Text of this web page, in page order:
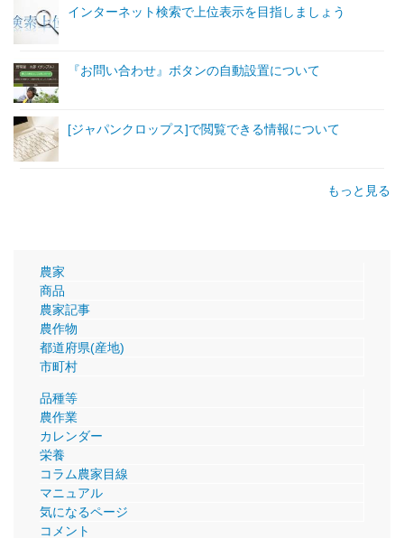
インターネット検索で上位表示を目指しましょう
『お問い合わせ』ボタンの自動設置について
[ジャパンクロップス]で閲覧できる情報について
もっと見る
農家
商品
農家記事
農作物
都道府県(産地)
市町村
品種等
農作業
カレンダー
栄養
コラム農家目線
マニュアル
気になるページ
コメント